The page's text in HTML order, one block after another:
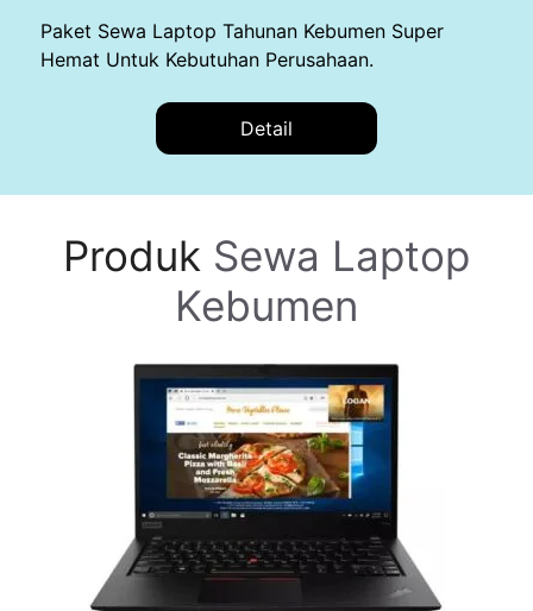
Paket Sewa Laptop Tahunan Kebumen Super
Hemat Untuk Kebutuhan Perusahaan.
Detail
Produk Sewa Laptop
Kebumen